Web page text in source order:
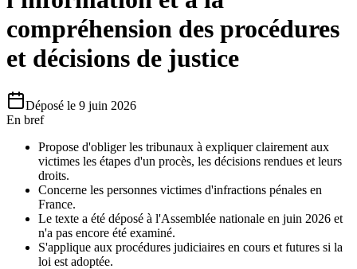
compréhension des procédures
et décisions de justice
Déposé le 9 juin 2026
En bref
Propose d'obliger les tribunaux à expliquer clairement aux
victimes les étapes d'un procès, les décisions rendues et leurs
droits.
Concerne les personnes victimes d'infractions pénales en
France.
Le texte a été déposé à l'Assemblée nationale en juin 2026 et
n'a pas encore été examiné.
S'applique aux procédures judiciaires en cours et futures si la
loi est adoptée.